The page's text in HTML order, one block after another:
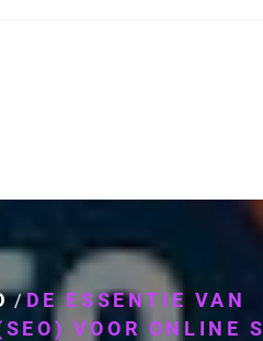
/DE ESSENTIE VAN
VOOR ONLINE